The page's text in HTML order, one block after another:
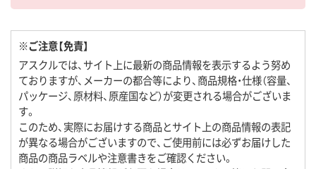
※ご注意【免責】
アスクルでは、サイト上に最新の商品情報を表示するよう努め
ておりますが、メーカーの都合等により、商品規格・仕様（容量、
パッケージ、原材料、原産国など）が変更される場合がございま
す。
このため、実際にお届けする商品とサイト上の商品情報の表記
が異なる場合がございますので、ご使用前には必ずお届けした
商品の商品ラベルや注意書きをご確認ください。